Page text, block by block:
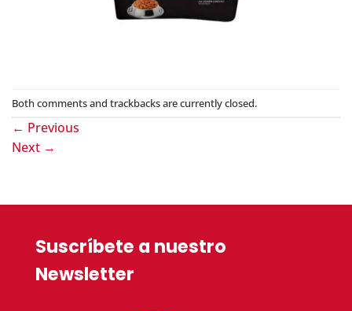
Both comments and trackbacks are currently closed.
← Previous
Next →
Suscríbete a nuestro
Newsletter